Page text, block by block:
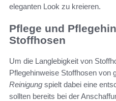
eleganten Look zu kreieren.
Pflege und
Stoffhosen
Um die Langlebigkeit von
Pflegehinweise Stoffhosen von
Reinigung spielt dabei eine
sollten bereits bei der